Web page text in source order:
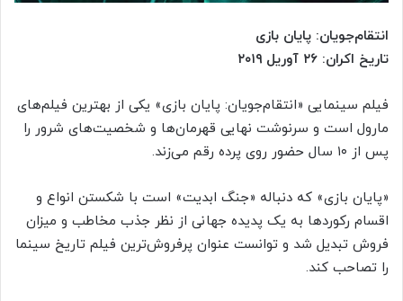
انتقام‌جویان: پایان بازی
تاریخ اکران: ۲۶ آوریل ۲۰۱۹
فیلم سینمایی «انتقام‌جویان: پایان بازی» یکی از بهترین فیلم‌های
مارول است و سرنوشت نهایی قهرمان‌ها و شخصیت‌های شرور را
پس از ۱۰ سال حضور روی پرده رقم می‌زند.
«پایان بازی» که دنباله «جنگ ابدیت» است با شکستن انواع و
اقسام رکوردها به یک پدیده جهانی از نظر جذب مخاطب و میزان
فروش تبدیل شد و توانست عنوان پرفروش‌ترین فیلم تاریخ سینما
را تصاحب کند.